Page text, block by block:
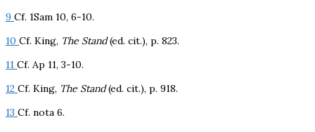
9 Cf. 1Sam 10, 6-10.
10 Cf. King, The Stand(ed. cit.), p. 823.
11 Cf. Ap 11, 3-10.
12 Cf. King, The Stand(ed. cit.), p. 918.
13 Cf. nota 6.